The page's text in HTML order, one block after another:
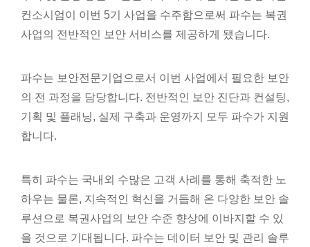
컨소시엄이 이번 5기 사업을 수주함으로써 파수는 복권
사업의 전반적인 보안 서비스를 제공하게 됐습니다.
파수는 보안전문기업으로서 이번 사업에서 필요한 보안
의 전 과정을 담당합니다. 전반적인 보안 진단과 컨설팅,
기획 및 플래닝, 실제 구축과 운영까지 모두 파수가 지원
합니다.
특히 파수는 국내외 수많은 고객 사례를 통해 축적한 노
하우는 물론, 지속적인 혁신을 거듭해 온 다양한 보안 솔
루션으로 복권사업의 보안 수준 향상에 이바지할 수 있
을 것으로 기대됩니다. 파수는 데이터 보안 및 관리 솔루